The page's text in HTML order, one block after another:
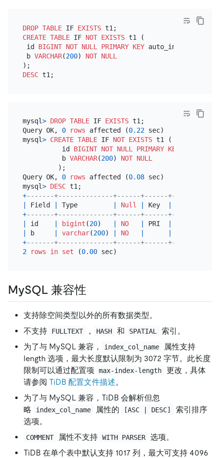
DROP TABLE IF EXISTS
CREATE TABLE IF NOT EXISTS t1 (
id BIGINT NOT NULL PRIMARY KEY auto_increment,
b VARCHAR(200) NOT NULL
DESC
mysql> DROP TABLE IF EXISTS t1;
Query OK, 0 rows affected (0.22 sec)
mysql> CREATE TABLE IF NOT EXISTS t1 (
          id
BIGINT NOT NULL PRIMARY KEY
          b
VARCHAR(200) NOT NULL
         );
Query OK, 0 rows affected (0.08 sec)
mysql> DESC
+-------+--------------+------+------+---------
Field Type Null Key
+-------+--------------+------+------+---------
id bigint (20) NO PRI
b varchar(200) NO
+-------+--------------+------+------+---------
2
rows in set (0.00
MySQL 兼容性
支持除空间类型以外的所有数据类型。
不支持
FULLTEXT ， HASH 和 SPATIAL
索引。
为了与 MySQL 兼容，
index_col_name
属性支持
length 选项，最大长度默认限制为 3072 字节。此长度
限制可以通过配置项
max-index-length
更改，具体
请参阅 TiDB 配置文件描述。
为了与 MySQL 兼容，TiDB 会解析但忽
略
index_col_name 属性的 [ASC | DESC]
索引排序
选项。
COMMENT 属性不支持 WITH PARSER
选项。
TiDB 在单个表中默认支持 1017 列，最大可支持 4096